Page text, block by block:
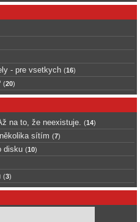
- pre vsetkych (16)
(20)
na to, že neexistuje. (14)
sítím (7)
disku (10)
(3)